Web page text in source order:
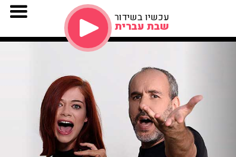
עכשיו בשידור
שבת עברית